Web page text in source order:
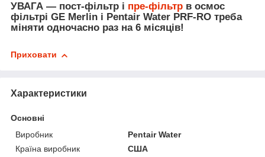
УВАГА — пост-фільтр і пре-фільтр в осмос
фільтрі GE Merlin і Pentair Water PRF-RO треба
міняти одночасно раз на 6 місяців!
Приховати
Характеристики
Основні
Виробник
Pentair Water
Країна виробник
США